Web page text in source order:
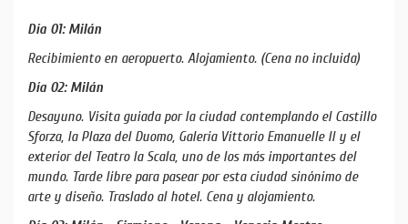
Día 01: Milán
Recibimiento en aeropuerto. Alojamiento. (Cena no incluida)
Día 02: Milán
Desayuno. Visita guiada por la ciudad contemplando el Castillo
Sforza, la Plaza del Duomo, Galería Vittorio Emanuelle II y el
exterior del Teatro la Scala, uno de los más importantes del
mundo. Tarde libre para pasear por esta ciudad sinónimo de
arte y diseño. Traslado al hotel. Cena y alojamiento.